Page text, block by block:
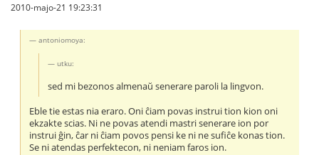
2010-majo-21 19:23:31
antoniomoya:
utku:
sed mi bezonos almenaŭ senerare paroli la lingvon.
Eble tie estas nia eraro. Oni ĉiam povas instrui tion kion oni
ekzakte scias. Ni ne povas atendi mastri senerare ion por
instrui ĝin, ĉar ni ĉiam povos pensi ke ni ne sufiĉe konas tion.
Se ni atendas perfektecon, ni neniam faros ion.